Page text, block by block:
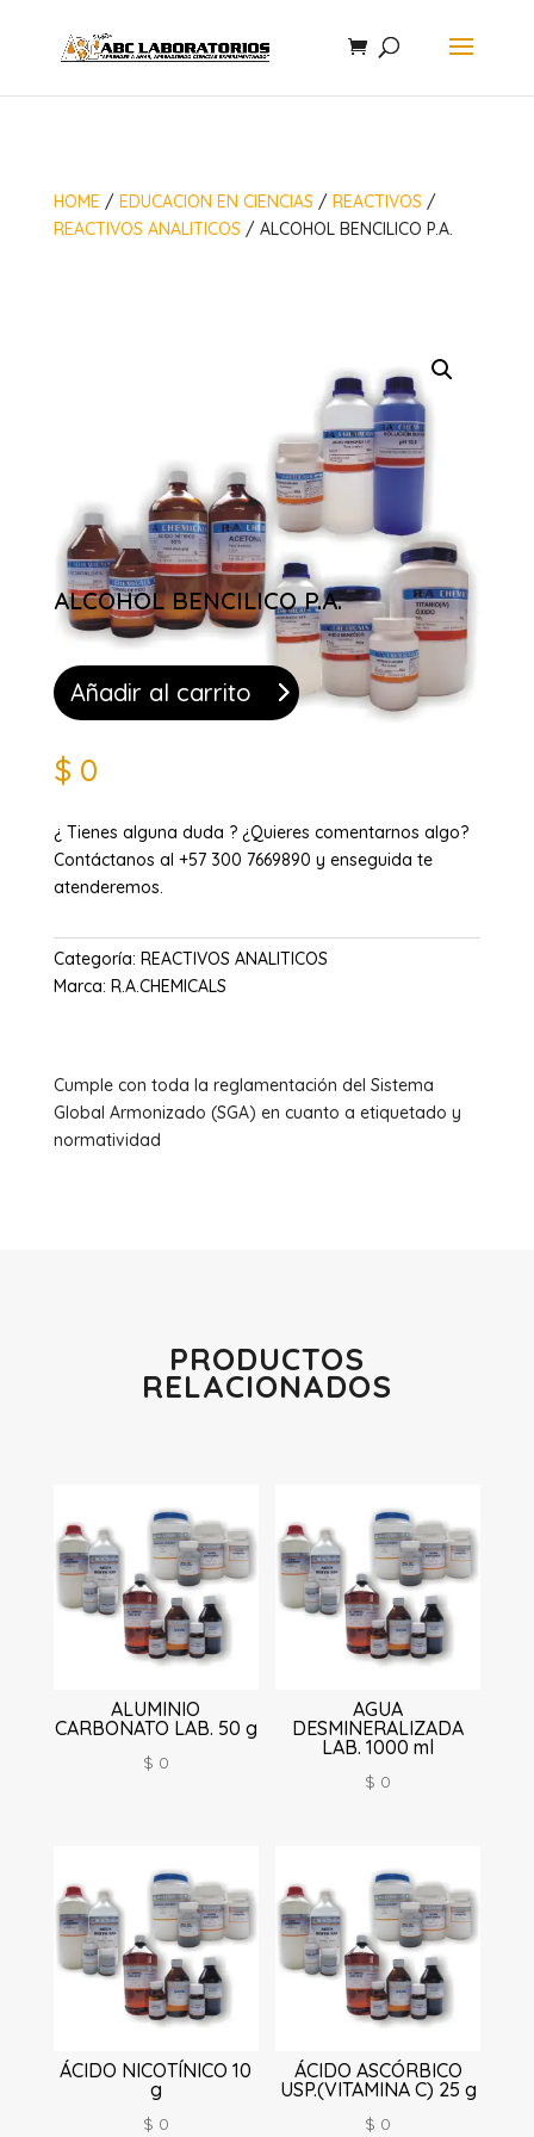
HOME / EDUCACION EN CIENCIAS/ REACTIVOS/
REACTIVOS ANALITICOS/ ALCOHOL BENCILICO P.A.
ALCOHOL BENCILICO P.A.
Añadir al carrito
$ 0
¿ Tienes alguna duda ? ¿Quieres comentarnos algo?
Contáctanos al +57 300 7669890 y enseguida te
atenderemos.
Categoría: REACTIVOS ANALITICOS
Marca: R.A.CHEMICALS
Cumple con toda la reglamentación del Sistema
Global Armonizado (SGA) en cuanto a etiquetado y
normatividad
PRODUCTOS
RELACIONADOS
ALUMINIO
CARBONATO LAB. 50 g
$ 0
AGUA
DESMINERALIZADA
LAB. 1000 ml
$ 0
ÁCIDO NICOTÍNICO 10
g
$ 0
ÁCIDO ASCÓRBICO
USP.(VITAMINA C) 25 g
$ 0